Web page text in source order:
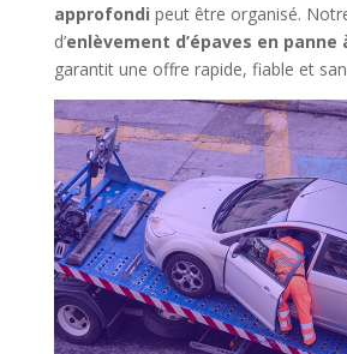
approfondi peut être organisé.
d’enlèvement d’épaves en panne
garantit une offre rapide, fiable et